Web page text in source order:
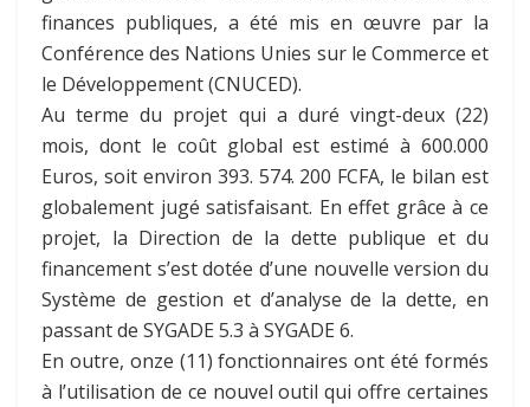
finances publiques, a été mis en œuvre par la
Conférence des Nations Unies sur le Commerce et
le Développement (CNUCED).
Au terme du projet qui a duré vingt-deux (22)
mois, dont le coût global est estimé à 600.000
Euros, soit environ 393. 574. 200 FCFA, le bilan est
globalement jugé satisfaisant. En effet grâce à ce
projet, la Direction de la dette publique et du
financement s’est dotée d’une nouvelle version du
Système de gestion et d’analyse de la dette, en
passant de SYGADE 5.3 à SYGADE 6.
En outre, onze (11) fonctionnaires ont été formés
à l’utilisation de ce nouvel outil qui offre certaines